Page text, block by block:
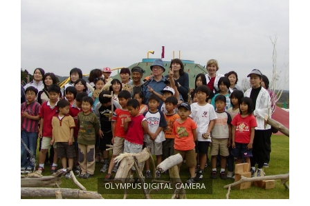
OLYMPUS DIGITAL CAMERA